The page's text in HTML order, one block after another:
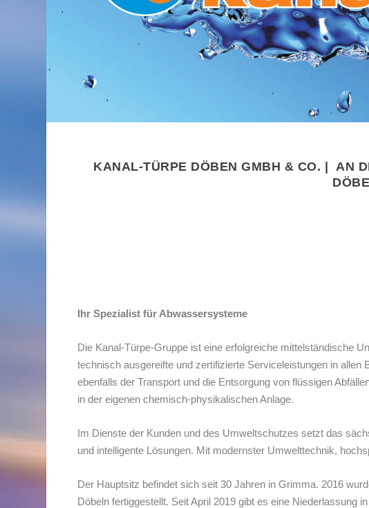
KANAL-TÜRPE DÖBEN GMBH & CO. | AN
Ihr Spezialist für Abwassersysteme
Die Kanal-Türpe-Gruppe ist eine erfolgreiche mittelständische
technisch ausgereifte und zertifizierte Serviceleistungen in
ebenfalls der Transport und die Entsorgung von flüssigen
in der eigenen chemisch-physikalischen Anlage.
Im Dienste der Kunden und des Umweltschutzes setzt das
und intelligente Lösungen. Mit modernster Umwelttechnik,
Der Hauptsitz befindet sich seit 30 Jahren in Grimma. 2016
Döbeln fertiggestellt. Seit April 2019 gibt es eine Niederlassung